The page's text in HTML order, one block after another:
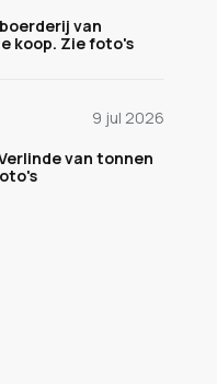
van
koop. Zie foto's
9 jul 2026
van tonnen